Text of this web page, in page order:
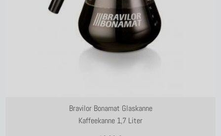
Bravilor Bonamat Glaskanne
Kaffeekanne 1,7 Liter